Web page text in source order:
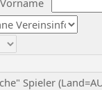
Vorname
Spieler